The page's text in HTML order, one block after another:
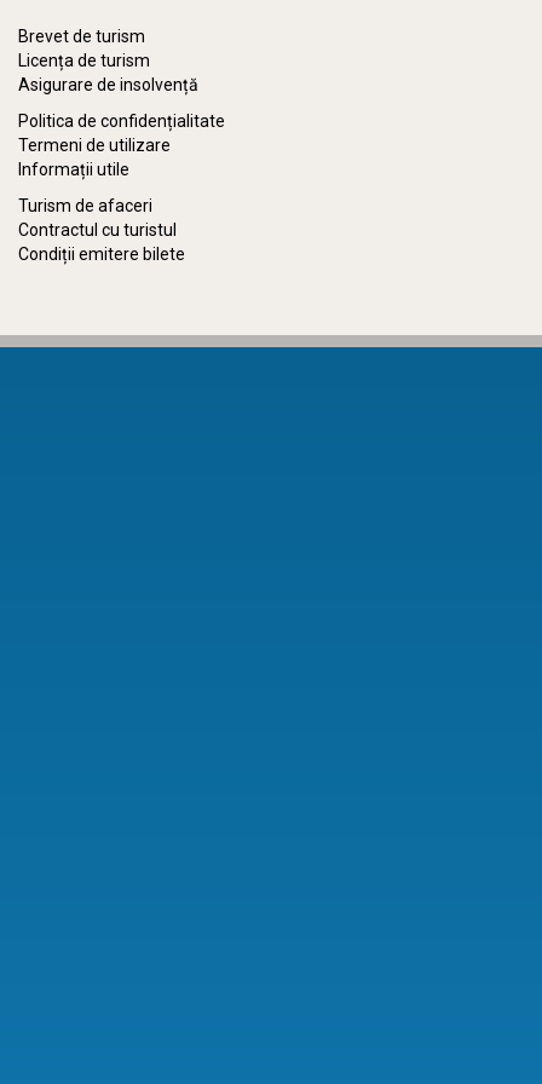
Brevet de turism
Licența de turism
Asigurare de insolvență
Politica de confidențialitate
Termeni de utilizare
Informații utile
Turism de afaceri
Contractul cu turistul
Condiții emitere bilete